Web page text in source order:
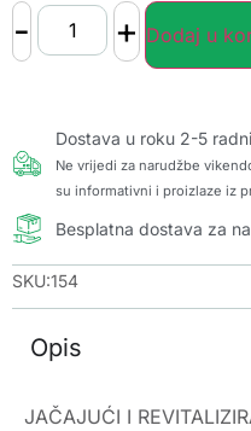
- + Dodaj u
Dostava u roku 2-5
Ne vrijedi za narudžbe
su informativni i proizlaze iz
Besplatna dostava za
SKU:154
Opis
JAČAJUĆI I